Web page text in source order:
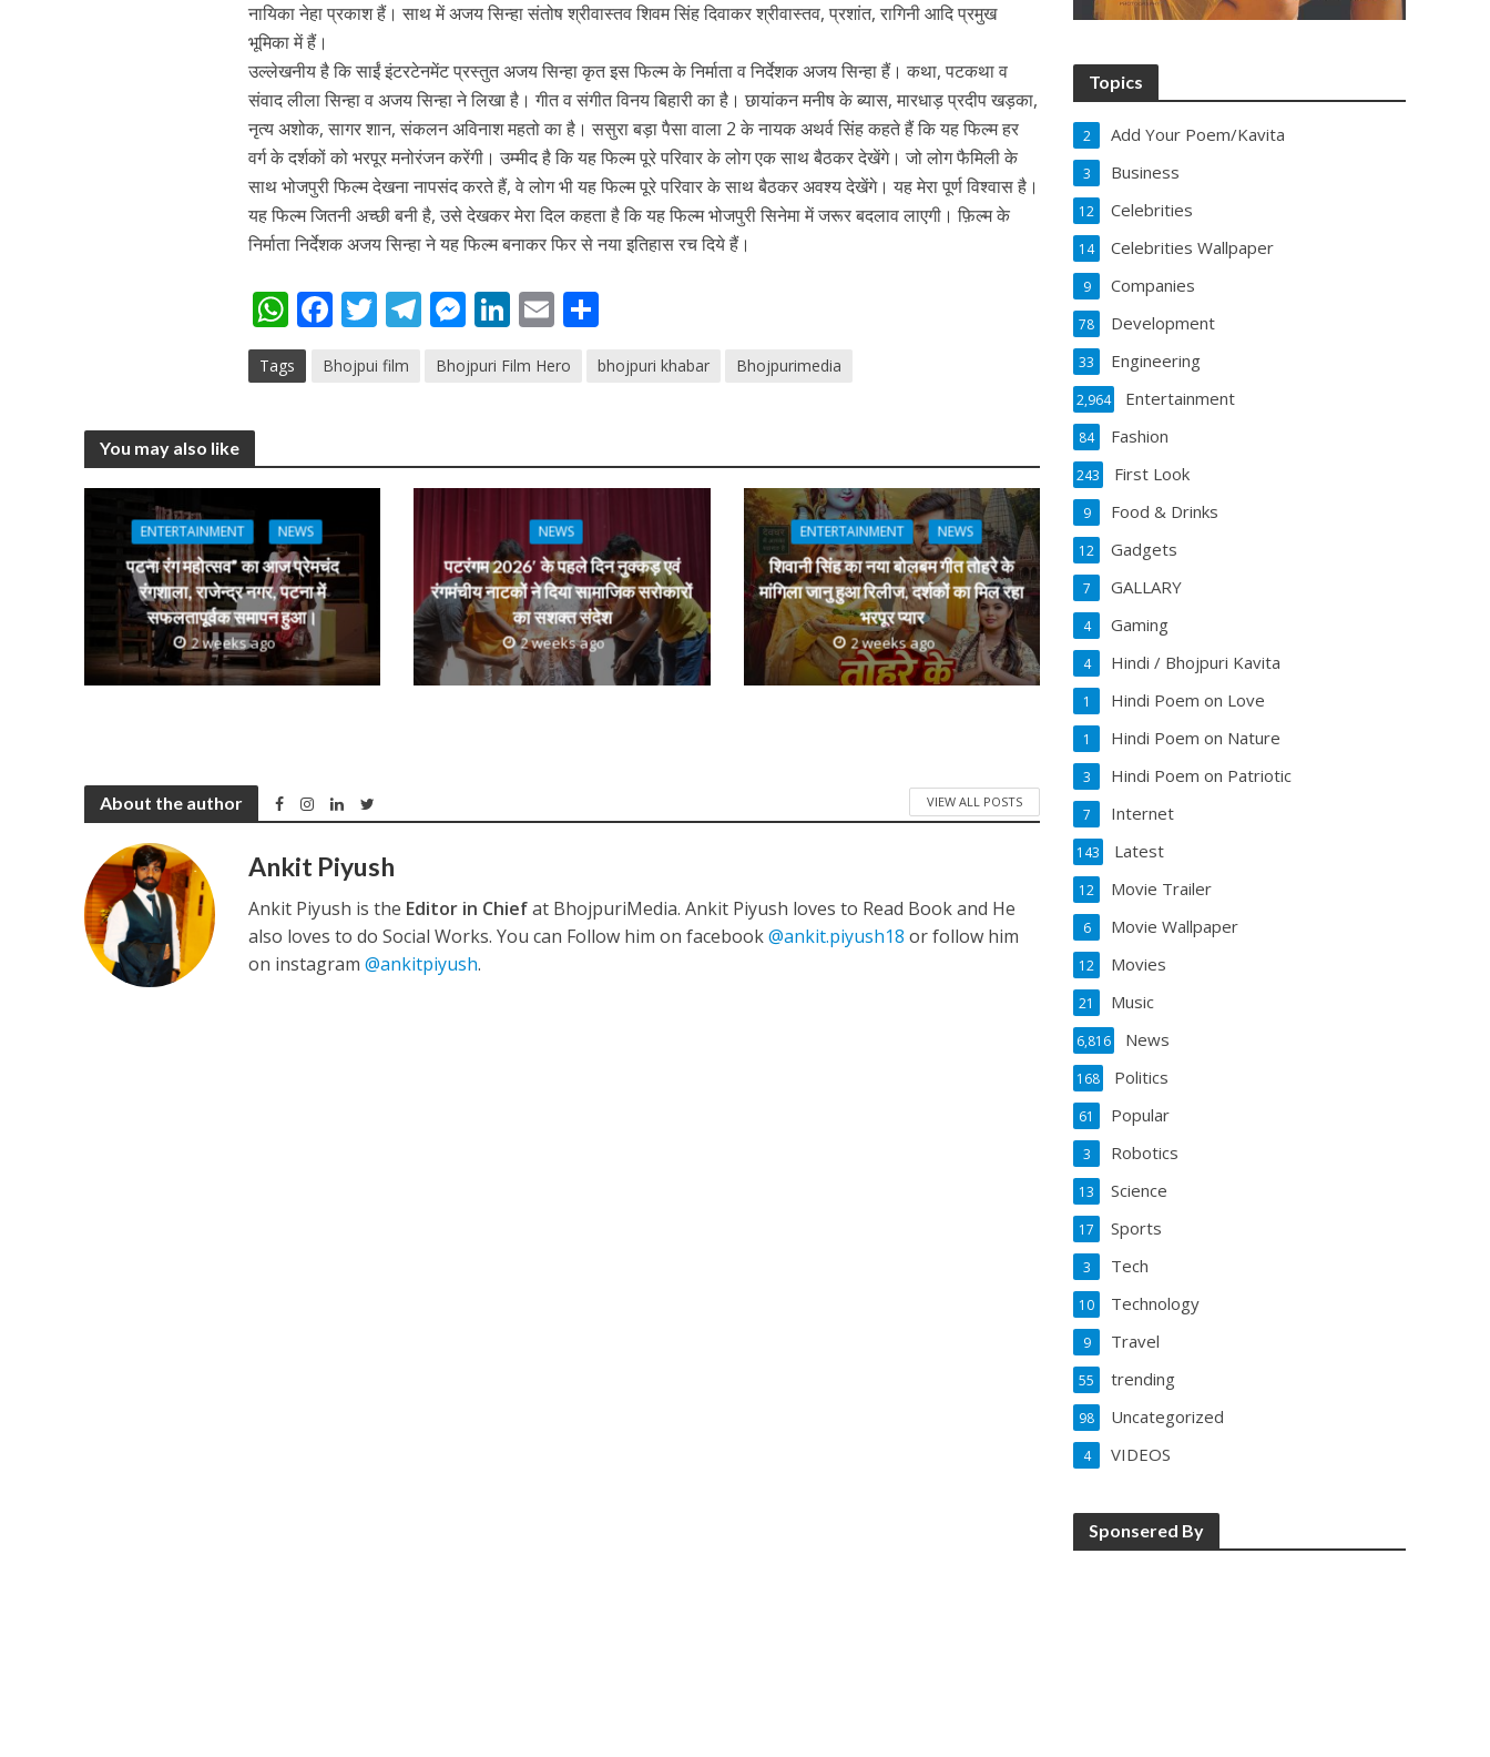
वर्ल्डवाइड रिकॉर्ड्स भोजपुरी का नया धमाकेदार गाना जल्द, दुबई की खूबसूरत लोकेशन्स पर हो रही है शूटिंग
पवन सिंह का बॉलीवुड में महाधमाका, ‘सिर्फ आपके’ की शूटिंग लखनऊ और भोपाल में हुई पूरी”
नेहा म्यूजिक वर्ल्ड पर रिलीज हुआ भोजपुरी गीत जिंदगी जियल छोड़ देहब, दर्शकों का मिल रहा भरपूर प्यार
साजिद नाडियाडवाला के साथ 25 वर्षों का सफर, अब ‘ओम गोल्डन फ्यूचर मूवीज़’ के साथ नई पारी शुरू करेंगे प्रेमचंद्र झा
नायिका नेहा प्रकाश हैं। साथ में अजय सिन्हा संतोष श्रीवास्तव शिवम सिंह दिवाकर श्रीवास्तव, प्रशांत, रागिनी आदि प्रमुख
भूमिका में हैं।
उल्लेखनीय है कि साईं इंटरटेनमेंट प्रस्तुत अजय सिन्हा कृत इस फिल्म के निर्माता व निर्देशक अजय सिन्हा हैं। कथा, पटकथा व
संवाद लीला सिन्हा व अजय सिन्हा ने लिखा है। गीत व संगीत विनय बिहारी का है। छायांकन मनीष के ब्यास, मारधाड़ प्रदीप खड़का,
नृत्य अशोक, सागर शान, संकलन अविनाश महतो का है। ससुरा बड़ा पैसा वाला 2 के नायक अथर्व सिंह कहते हैं कि यह फिल्म हर
वर्ग के दर्शकों को भरपूर मनोरंजन करेंगी। उम्मीद है कि यह फिल्म पूरे परिवार के लोग एक साथ बैठकर देखेंगे। जो लोग फैमिली के
साथ भोजपुरी फिल्म देखना नापसंद करते हैं, वे लोग भी यह फिल्म पूरे परिवार के साथ बैठकर अवश्य देखेंगे। यह मेरा पूर्ण विश्वास है।
यह फिल्म जितनी अच्छी बनी है, उसे देखकर मेरा दिल कहता है कि यह फिल्म भोजपुरी सिनेमा में जरूर बदलाव लाएगी। फ़िल्म के
निर्माता निर्देशक अजय सिन्हा ने यह फिल्म बनाकर फिर से नया इतिहास रच दिये हैं।
W
h
at
p
p
F
e
o
k
T
itt
T
e
m
M
ss
g
er
Li
k
n
E
ai ar
Tags Bhojpui film Bhojpuri Film Hero bhojpuri khabar Bhojpurimedia
You may also like
ENTERTAINMENT NEWS
पटना रंग महोत्सव” का आज प्रेमचंद
रंगशाला, राजेन्द्र नगर, पटना में
सफलतापूर्वक समापन हुआ।
2 weeks ago
NEWS
पटरंगम 2026′ के पहले दिन नुक्कड़ एवं
रंगमंचीय नाटकों ने दिया सामाजिक सरोकारों
का सशक्त संदेश
2 weeks ago
ENTERTAINMENT NEWS
शिवानी सिंह का नया बोलबम गीत तोहरे के
मांगिला जानु हुआ रिलीज, दर्शकों का मिल रहा
भरपूर प्यार
2 weeks ago
About the author VIEW ALL POSTS
Ankit Piyush
Ankit Piyush is the Editor in Chiefat BhojpuriMedia. Ankit Piyush loves to Read Book and He
also loves to do Social Works. You can Follow him on facebook@ankit.piyush18 or follow him
on instagram@ankitpiyush.
Topics
Add Your Poem/Kavita
2
Business
3
Celebrities
12
Celebrities Wallpaper
14
Companies
9
Development
78
Engineering
33
Entertainment
2,964
Fashion
84
First Look
243
Food & Drinks
9
Gadgets
12
GALLARY
7
Gaming
4
Hindi / Bhojpuri Kavita
4
Hindi Poem on Love
1
Hindi Poem on Nature
1
Hindi Poem on Patriotic
3
Internet
7
Latest
143
Movie Trailer
12
Movie Wallpaper
6
Movies
12
Music
21
News
6,816
Politics
168
Popular
61
Robotics
3
Science
13
Sports
17
Tech
3
Technology
10
Travel
9
trending
55
Uncategorized
98
VIDEOS
4
Sponsered By